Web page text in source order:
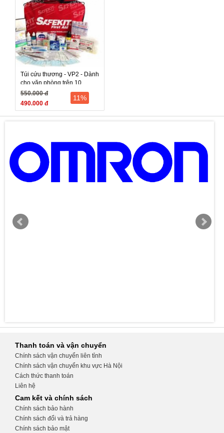
Túi cứu thương - VP2 - Dành
cho văn phòng trên 10
người
550.000 đ
490.000 đ
11%
Thanh toán và vận chuyển
Chính sách vận chuyển liên tỉnh
Chính sách vận chuyển khu vực Hà Nội
Cách thức thanh toán
Liên hệ
Cam kết và chính sách
Chính sách bảo hành
Chính sách đổi và trả hàng
Chính sách bảo mật